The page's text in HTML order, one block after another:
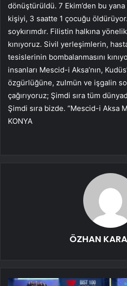
dönüştürüldü. 7 Ekim’den bu
kişiyi, 3 saatte 1 çocuğu
soykırımdır. Filistin halkına
kınıyoruz. Sivil yerleşimlerin,
tesislerinin bombalanmasını
insanları Mescid-i Aksa’nın,
özgürlüğüne, zulmün ve işgalin
çağırıyoruz; Şimdi sıra tüm
Şimdi sıra bizde. “Mescid-i Aksa
KONYA
ÖZHAN